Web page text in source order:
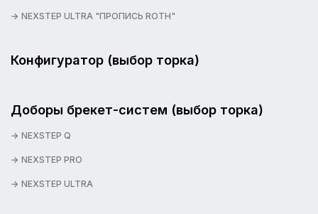
NEXSTEP ULTRA "ПРОПИСЬ ROTH"
Конфигуратор (выбор торка)
Доборы брекет-систем (выбор торка)
NEXSTEP Q
NEXSTEP PRO
NEXSTEP ULTRA